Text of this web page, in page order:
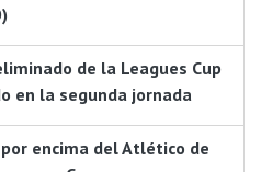
de la Leagues Cup
en la segunda jornada
encima del Atlético de